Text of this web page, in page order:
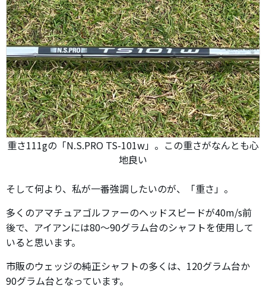
重さ111gの「N.S.PRO TS-101w」。この重さがなんとも心
地良い
そして何より、私が一番強調したいのが、「重さ」。
多くのアマチュアゴルファーのヘッドスピードが40m/s前
後で、アイアンには80～90グラム台のシャフトを使用して
いると思います。
市販のウェッジの純正シャフトの多くは、120グラム台か
90グラム台となっています。